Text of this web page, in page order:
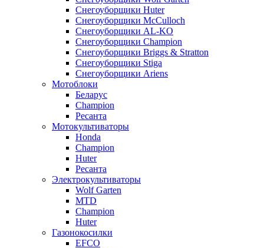
Снегоуборщики Huter
Снегоуборщики McCulloch
Снегоуборщики AL-KO
Снегоуборщики Champion
Снегоуборщики Briggs & Stratton
Снегоуборщики Stiga
Снегоуборщики Ariens
Мотоблоки
Беларус
Champion
Ресанта
Мотокультиваторы
Honda
Champion
Huter
Ресанта
Электрокультиваторы
Wolf Garten
MTD
Champion
Huter
Газонокосилки
EFCO